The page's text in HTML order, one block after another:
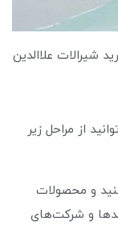
از مراحل زیر
و محصولات
و شرکت‌های